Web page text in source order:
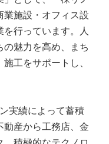
業施設・オフィス設
行っています。人
の魅力を高め、まち
工をサポートし、
。
実績によって蓄積
動産から工務店、金